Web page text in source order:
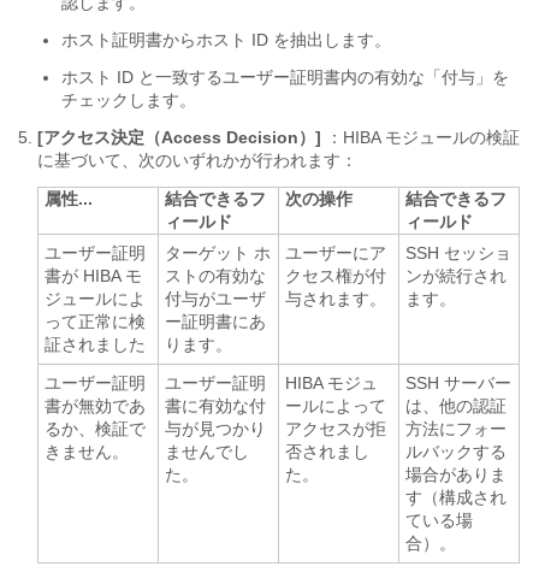
ホスト証明書からホスト ID を抽出します。
ホスト ID と一致するユーザー証明書内の有効な「付与」を
チェックします。
[アクセス決定（Access Decision）] ：HIBA モジュールの検証
に基づいて、次のいずれかが行われます：
属性...
結合できるフ
ィールド
次の操作
結合できるフ
ィールド
ユーザー証明
書が HIBA モ
ジュールによ
って正常に検
証されました
ターゲット ホ
ストの有効な
付与がユーザ
ー証明書にあ
ります。
ユーザーにア
クセス権が付
与されます。
SSH セッショ
ンが続行され
ます。
ユーザー証明
書が無効であ
るか、検証で
きません。
ユーザー証明
書に有効な付
与が見つかり
ませんでし
た。
HIBA モジュ
ールによって
アクセスが拒
否されまし
た。
SSH サーバー
は、他の認証
方法にフォー
ルバックする
場合がありま
す（構成され
ている場
合）。